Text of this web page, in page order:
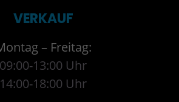
VERKAUF
– Freitag:
09:00-13:00 Uhr
14:00-18:00 Uhr